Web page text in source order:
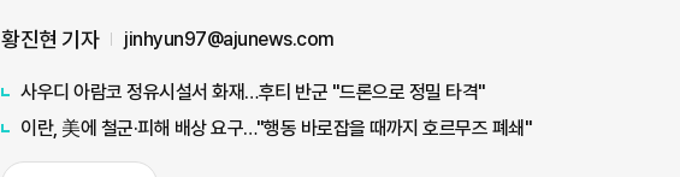
황진현 기자 jinhyun97@ajunews.com
사우디 아람코 정유시설서 화재…후티 반군 "드론으로 정밀 타격"
이란, 美에 철군·피해 배상 요구…"행동 바로잡을 때까지 호르무즈 폐쇄"